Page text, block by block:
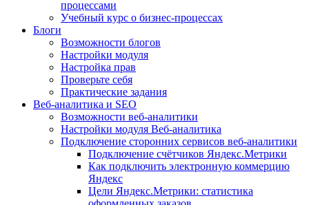
процессами
Учебный курс о бизнес-процессах
Блоги
Возможности блогов
Настройки модуля
Настройка прав
Проверьте себя
Практические задания
Веб-аналитика и SEO
Возможности веб-аналитики
Настройки модуля Веб-аналитика
Подключение сторонних сервисов веб-аналитики
Подключение счётчиков Яндекс.Метрики
Как подключить электронную коммерцию
Яндекс
Цели Яндекс.Метрики: статистика